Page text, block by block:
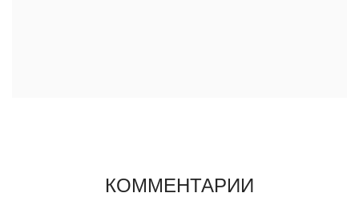
КОММЕНТАРИИ